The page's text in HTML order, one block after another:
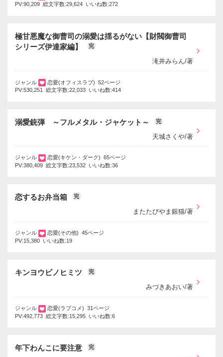
PV:90,209 総文字数:29,624 いいね数:272
極甘悪魔な御曹司の溺愛は揺るがない【財閥御曹司
シリーズ伊達家編】
完
滝井みらん/著
ジャンル
恋愛(オフィスラブ) 52ページ
PV:530,251 総文字数:22,033 いいね数:414
溺愛銃弾 ～フルメタル・ジャケット～ 完
天城さくや/著
ジャンル
恋愛(キケン・ダーク) 65ページ
PV:380,409 総文字数:23,532 いいね数:36
恋するお弁当箱 完
またたびやま銀猫/著
ジャンル
恋愛(その他) 45ページ
PV:15,380 いいね数:19
キンヨウビノヒミツ 完
みづきあおい/著
ジャンル
恋愛(ラブコメ) 31ページ
PV:492,773 総文字数:15,295 いいね数:6
年下わんこに要注意 完